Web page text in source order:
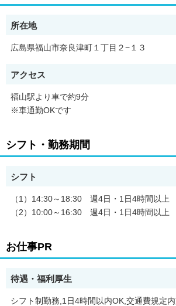
所在地
広島県福山市奈良津町１丁目２−１３
アクセス
福山駅より車で約9分
※車通勤OKです
シフト・勤務期間
シフト
（1）14:30～18:30 週4日・1日4時間以上
（2）10:00～16:30 週4日・1日4時間以上
お仕事PR
待遇・福利厚生
シフト制勤務,1日4時間以内OK,交通費規定内